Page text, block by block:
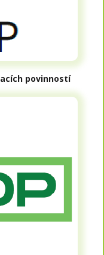
povinností